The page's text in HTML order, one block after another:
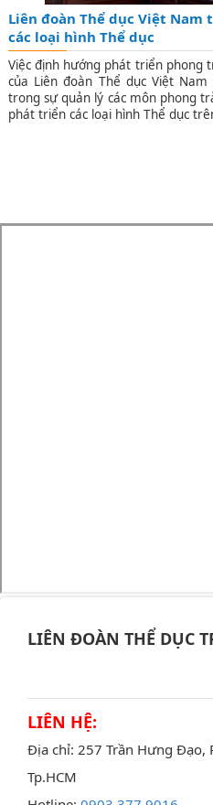
Liên đoàn Thể dục Việt
các loại hình Thể dục
Việc định hướng phát triển phong
của Liên đoàn Thể dục Việt
trong sự quản lý các môn phong
phát triển các loại hình Thể dục
LIÊN ĐOÀN THỂ DỤC
LIÊN HỆ:
Địa chỉ: 257 Trần Hưng Đạo,
Tp.HCM